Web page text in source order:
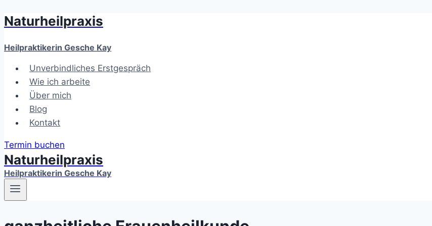
Zum
springen
Naturheilpraxis
Heilpraktikerin Gesche Kay
Unverbindliches Erstgespräch
Wie ich arbeite
Über mich
Blog
Kontakt
Termin buchen
Naturheilpraxis
Heilpraktikerin Gesche Kay